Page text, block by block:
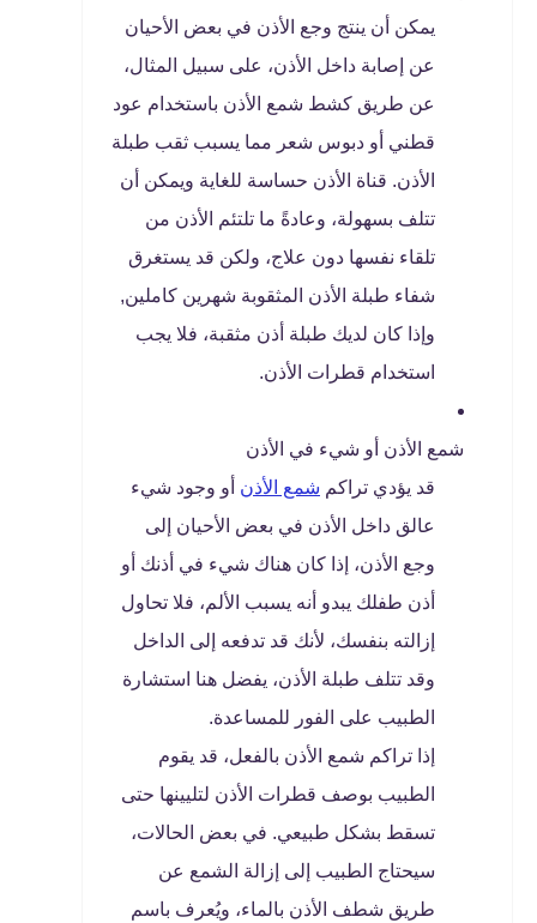
يمكن أن ينتج وجع الأذن في بعض الأحيان
عن إصابة داخل الأذن، على سبيل المثال،
عن طريق كشط شمع الأذن باستخدام عود
قطني أو دبوس شعر مما يسبب ثقب طبلة
الأذن. قناة الأذن حساسة للغاية ويمكن أن
تتلف بسهولة، وعادةً ما تلتئم الأذن من
تلقاء نفسها دون علاج، ولكن قد يستغرق
شفاء طبلة الأذن المثقوبة شهرين كاملين,
وإذا كان لديك طبلة أذن مثقبة، فلا يجب
استخدام قطرات الأذن.
شمع الأذن أو شيء في الأذن
قد يؤدي تراكم شمع الأذن أو وجود شيء
عالق داخل الأذن في بعض الأحيان إلى
وجع الأذن، إذا كان هناك شيء في أذنك أو
أذن طفلك يبدو أنه يسبب الألم، فلا تحاول
إزالته بنفسك، لأنك قد تدفعه إلى الداخل
وقد تتلف طبلة الأذن، يفضل هنا استشارة
الطبيب على الفور للمساعدة.
إذا تراكم شمع الأذن بالفعل، قد يقوم
الطبيب بوصف قطرات الأذن لتليينها حتى
تسقط بشكل طبيعي. في بعض الحالات،
سيحتاج الطبيب إلى إزالة الشمع عن
طريق شطف الأذن بالماء، ويُعرف باسم